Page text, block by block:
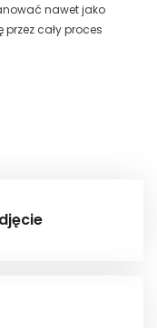
nawet jako
cały proces